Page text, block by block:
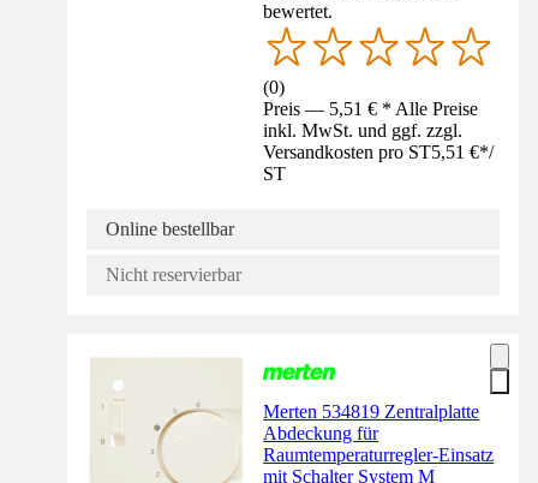
bewertet.
(0)
Preis — 5,51 € * Alle Preise
inkl. MwSt. und ggf. zzgl.
Versandkosten pro ST5,51 €*/
ST
Online bestellbar
Nicht reservierbar
Merten 534819 Zentralplatte
Abdeckung für
Raumtemperaturregler-Einsatz
mit Schalter System M